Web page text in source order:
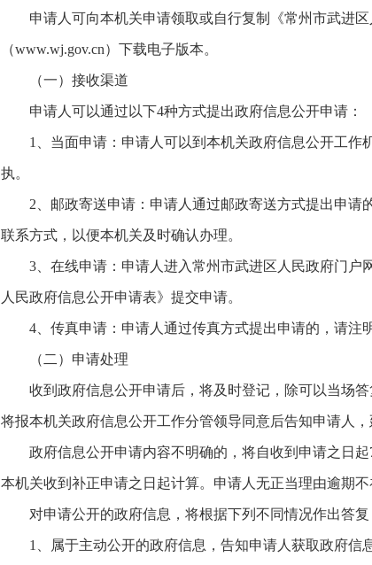
申请人可向本机关申请领取或自行复制《常州市武进
（www.wj.gov.cn）下载电子版本。
（一）接收渠道
申请人可以通过以下4种方式提出政府信息公开申请：
1、当面申请：申请人可以到本机关政府信息公开工
执。
2、邮政寄送申请：申请人通过邮政寄送方式提出申请
联系方式，以便本机关及时确认办理。
3、在线申请：申请人进入常州市武进区人民政府门户
人民政府信息公开申请表》提交申请。
4、传真申请：申请人通过传真方式提出申请的，请注
（二）申请处理
收到政府信息公开申请后，将及时登记，除可以当场
将报本机关政府信息公开工作分管领导同意后告知申请人
政府信息公开申请内容不明确的，将自收到申请之日
本机关收到补正申请之日起计算。申请人无正当理由逾期
对申请公开的政府信息，将根据下列不同情况作出答复
1、属于主动公开的政府信息，告知申请人获取政府信